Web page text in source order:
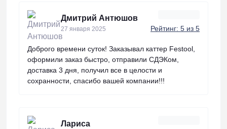
Дмитрий Антюшов
27 января 2025 Рейтинг: 5 из 5
Доброго времени суток! Заказывал каттер Festool,
оформили заказ быстро, отправили СДЭКом,
доставка 3 дня, получил все в целости и
сохранности, спасибо вашей компании!!!
Лариса